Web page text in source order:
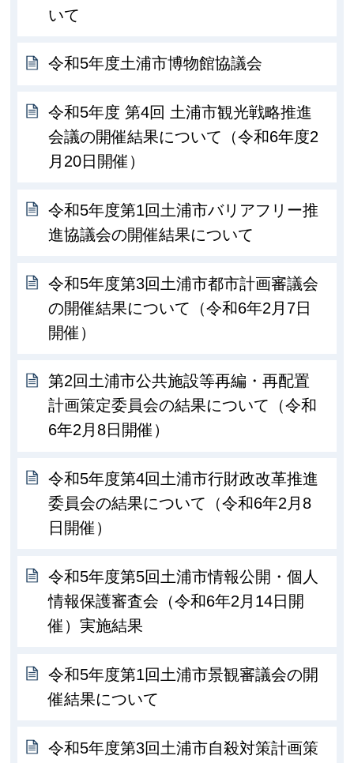
いて
令和5年度土浦市博物館協議会
令和5年度 第4回 土浦市観光戦略推進
会議の開催結果について（令和6年度2
月20日開催）
令和5年度第1回土浦市バリアフリー推
進協議会の開催結果について
令和5年度第3回土浦市都市計画審議会
の開催結果について（令和6年2月7日
開催）
第2回土浦市公共施設等再編・再配置
計画策定委員会の結果について（令和
6年2月8日開催）
令和5年度第4回土浦市行財政改革推進
委員会の結果について（令和6年2月8
日開催）
令和5年度第5回土浦市情報公開・個人
情報保護審査会（令和6年2月14日開
催）実施結果
令和5年度第1回土浦市景観審議会の開
催結果について
令和5年度第3回土浦市自殺対策計画策